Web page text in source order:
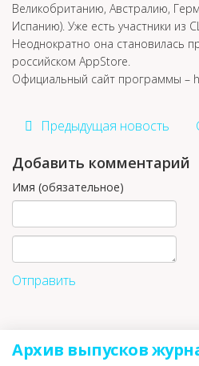
Великобританию, Австралию,
Испанию). Уже есть участники из
Неоднократно она становилась
российском AppStore.
Официальный сайт программы –
Предыдущая новость
Добавить комментарий
Имя (обязательное)
Отправить
Архив выпусков